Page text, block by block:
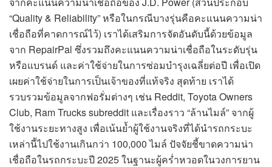
“Quality & Reliability” หรือในกรณีบางรุ่นคือคะแนนความน่า
เชื่อถือที่คาดการณ์ไว้) เราได้เสริมการจัดอันดับนี้ด้วยข้อมูล
จาก RepairPal ซึ่งรวมถึงคะแนนความน่าเชื่อถือในระดับรุ่น
หรือแบรนด์ และค่าใช้จ่ายในการซ่อมบำรุงเฉลี่ยต่อปี เพื่อเปิด
เผยค่าใช้จ่ายในการเป็นเจ้าของที่แท้จริง สุดท้าย เราได้
รวบรวมข้อมูลจากฟอรั่มต่างๆ เช่น Reddit, Toyota Owners
Club, Ram Trucks subreddit และเรื่องราว “ล้านไมล์” จากผู้
ใช้งานระยะทางสูง เพื่อเน้นย้ำผู้ใช้งานจริงที่ได้นำรถกระบะ
เหล่านี้ไปใช้งานเกินกว่า 100,000 ไมล์ ปัจจัยชี้ขาดความน่า
เชื่อถือในรถกระบะปี 2025 ในฐานะผู้คร่ำหวอดในวงการยาน